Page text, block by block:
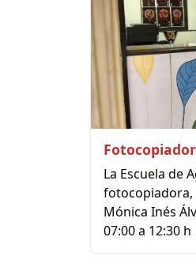
La Escuela de
fotocopiadora,
Mónica Inés
07:00 a 12:30 h